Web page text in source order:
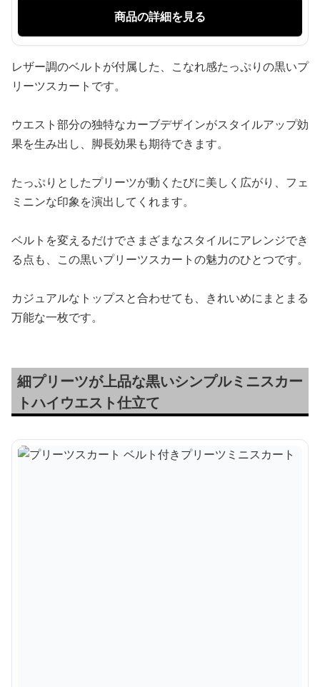
商品の詳細を見る
レザー調のベルトが付属した、こなれ感たっぷりの黒いプ
リーツスカートです。
ウエスト部分の独特なカーブデザインがスタイルアップ効
果を生み出し、脚長効果も期待できます。
たっぷりとしたプリーツが動くたびに美しく広がり、フェ
ミニンな印象を演出してくれます。
ベルトを変えるだけでさまざまなスタイルにアレンジでき
る点も、この黒いプリーツスカートの魅力のひとつです。
カジュアルなトップスと合わせても、きれいめにまとまる
万能な一枚です。
細プリーツが上品な黒いシンプルミニスカー
トハイウエスト仕立て